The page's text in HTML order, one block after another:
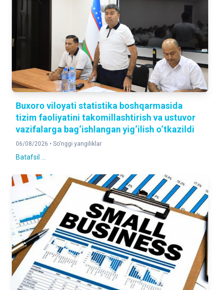
Buxoro viloyati statistika boshqarmasida
tizim faoliyatini takomillashtirish va ustuvor
vazifalarga bag‘ishlangan yig‘ilish o‘tkazildi
06/08/2026 • So'nggi yangiliklar
Batafsil ...